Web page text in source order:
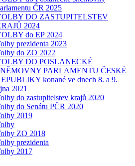
ČR 2025
DO ZASTUPITELSTEV
2024
do EP 2024
prezidenta 2023
do ZO 2022
DO POSLANECKÉ
PARLAMENTU ČESKÉ
konané ve dnech 8. a 9.
2021
do zastupitelstev krajů 2020
do Senátu PČR 2020
2019
ZO 2018
prezidenta
2017